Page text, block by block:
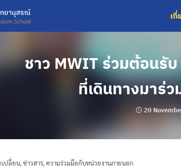
เกี่
ชาว MWIT ร่วมต้อนรับ
ที่เดินทางมาร่
20
เปลี่ยน,ข่าวสาร,ความร่วมมือกับหน่วยงานภายนอก